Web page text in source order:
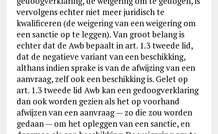
vervolgens echter niet meer juridisch te
kwalificeren (de weigering van een weigering om
een sanctie op te leggen). Van groot belang is
echter dat de Awb bepaalt in art. 1.3 tweede lid,
dat de negatieve variant van een beschikking,
althans indien sprake is van de afwijzing van een
aanvraag, zelf ook een beschikking is. Gelet op
art. 1.3 tweede lid Awb kan een gedoogverklaring
dan ook worden gezien als het op voorhand
afwijzen van een aanvraag — zo die zou worden
gedaan — om het opleggen van een sanctie, en